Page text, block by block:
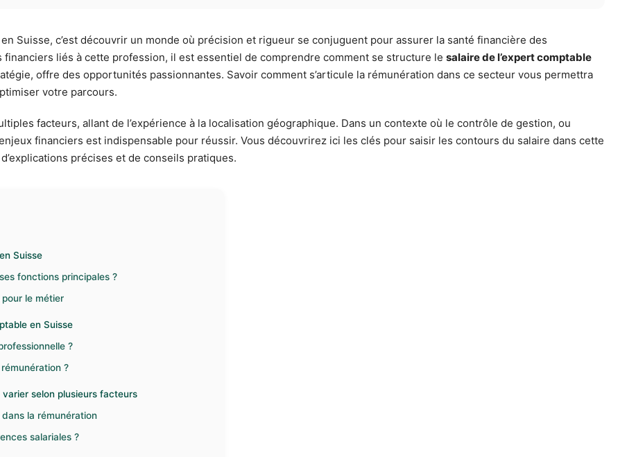
Suisse, c’est découvrir un monde où précision et rigueur se conjuguent pour assurer la santé financière des
liés à cette profession, il est essentiel de comprendre comment se structure le salaire de l’expert comptable
offre des opportunités passionnantes. Savoir comment s’articule la rémunération dans ce secteur vous permettra
votre parcours.
facteurs, allant de l’expérience à la localisation géographique. Dans un contexte où le contrôle de gestion, ou
financiers est indispensable pour réussir. Vous découvrirez ici les clés pour saisir les contours du salaire dans cette
précises et de conseils pratiques.
Suisse
fonctions principales ?
le métier
en Suisse
?
?
varier selon plusieurs facteurs
la rémunération
salariales ?